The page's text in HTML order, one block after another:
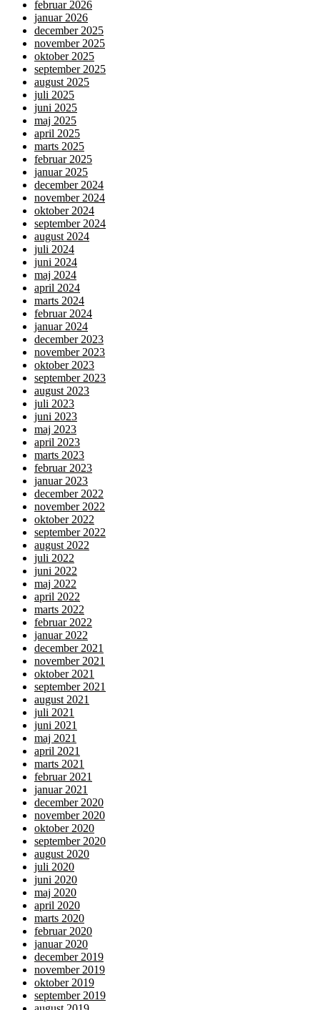
februar 2026
januar 2026
december 2025
november 2025
oktober 2025
september 2025
august 2025
juli 2025
juni 2025
maj 2025
april 2025
marts 2025
februar 2025
januar 2025
december 2024
november 2024
oktober 2024
september 2024
august 2024
juli 2024
juni 2024
maj 2024
april 2024
marts 2024
februar 2024
januar 2024
december 2023
november 2023
oktober 2023
september 2023
august 2023
juli 2023
juni 2023
maj 2023
april 2023
marts 2023
februar 2023
januar 2023
december 2022
november 2022
oktober 2022
september 2022
august 2022
juli 2022
juni 2022
maj 2022
april 2022
marts 2022
februar 2022
januar 2022
december 2021
november 2021
oktober 2021
september 2021
august 2021
juli 2021
juni 2021
maj 2021
april 2021
marts 2021
februar 2021
januar 2021
december 2020
november 2020
oktober 2020
september 2020
august 2020
juli 2020
juni 2020
maj 2020
april 2020
marts 2020
februar 2020
januar 2020
december 2019
november 2019
oktober 2019
september 2019